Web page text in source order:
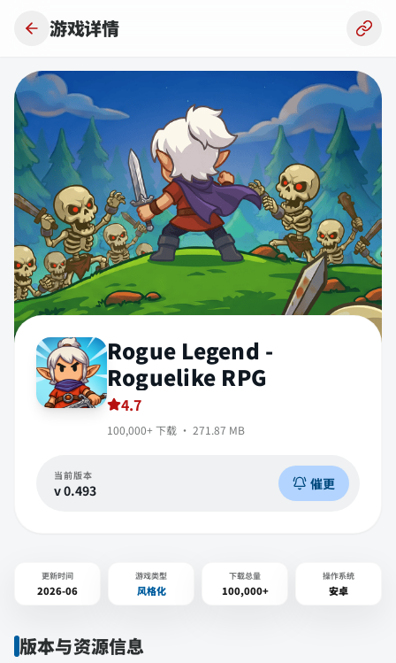
游戏详情
Rogue Legend -
Roguelike RPG
4.7
100,000+ 下载 · 271.87 MB
当前版本
v0.493 催更
更新时间
2026-06
游戏类型
风格化
下载总量
100,000+
操作系统
安卓
版本与资源信息